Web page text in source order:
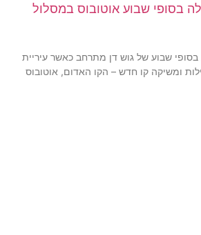
בסופי שבוע אוטובוס במסלול
שבוע של גוש דן מתרחב כאשר עיריית
ומשיקה קו חדש – הקו האדום, אוטובוס